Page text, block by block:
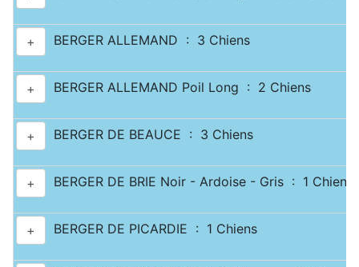
+ BERGER ALLEMAND : 3 Chiens
+ BERGER ALLEMAND Poil Long : 2 Chiens
+ BERGER DE BEAUCE : 3 Chiens
+ BERGER DE BRIE Noir - Ardoise - Gris : 1 Chiens
+ BERGER DE PICARDIE : 1 Chiens